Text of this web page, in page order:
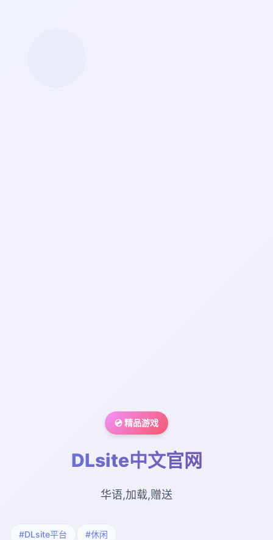
💿 精品游戏
DLsite中文官网
华语,加载,赠送
#DLsite平台 #休闲